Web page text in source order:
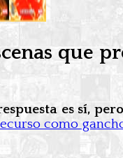
que
es sí,
como